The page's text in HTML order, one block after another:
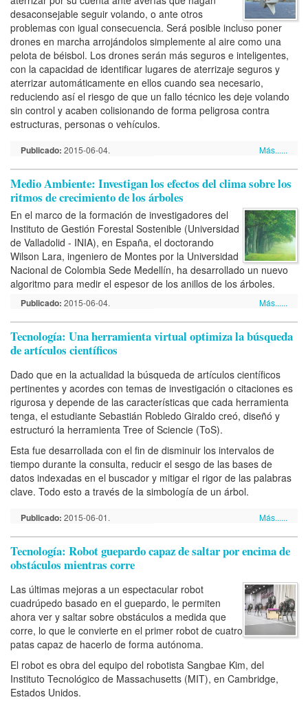
desaconsejable seguir volando, o ante otros
problemas con igual consecuencia. Será posible incluso poner
drones en marcha arrojándolos simplemente al aire como una
pelota de béisbol. Los drones serán más seguros e inteligentes,
con la capacidad de identificar lugares de aterrizaje seguros y
aterrizar automáticamente en ellos cuando sea necesario,
reduciendo así el riesgo de que un fallo técnico les deje volando
sin control y acaben colisionando de forma peligrosa contra
estructuras, personas o vehículos.
Publicado: 2015-06-04. Más......
Medio Ambiente: Investigan los efectos del clima sobre los
ritmos de crecimiento de los árboles
En el marco de la formación de investigadores del
Instituto de Gestión Forestal Sostenible (Universidad
de Valladolid - INIA), en España, el doctorando
Wilson Lara, ingeniero de Montes por la Universidad
Nacional de Colombia Sede Medellín, ha desarrollado un nuevo
algoritmo para medir el espesor de los anillos de los árboles.
Publicado: 2015-06-04. Más......
Tecnología: Una herramienta virtual optimiza la búsqueda
de artículos científicos
Dado que en la actualidad la búsqueda de artículos científicos
pertinentes y acordes con temas de investigación o citaciones es
rigurosa y depende de las características que cada herramienta
tenga, el estudiante Sebastián Robledo Giraldo creó, diseñó y
estructuró la herramienta Tree of Sciencie (ToS).
Esta fue desarrollada con el fin de disminuir los intervalos de
tiempo durante la consulta, reducir el sesgo de las bases de
datos indexadas en el buscador y mitigar el rigor de las palabras
clave. Todo esto a través de la simbología de un árbol.
Publicado: 2015-06-01. Más......
Tecnología: Robot guepardo capaz de saltar por encima de
obstáculos mientras corre
Las últimas mejoras a un espectacular robot
cuadrúpedo basado en el guepardo, le permiten
ahora ver y saltar sobre obstáculos a medida que
corre, lo que le convierte en el primer robot de cuatro
patas capaz de hacerlo de forma autónoma.
El robot es obra del equipo del robotista Sangbae Kim, del
Instituto Tecnológico de Massachusetts (MIT), en Cambridge,
Estados Unidos.